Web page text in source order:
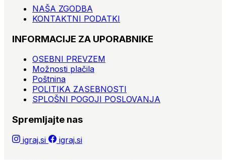
NAŠA ZGODBA
KONTAKTNI PODATKI
INFORMACIJE ZA UPORABNIKE
OSEBNI PREVZEM
Možnosti plačila
Poštnina
POLITIKA ZASEBNOSTI
SPLOŠNI POGOJI POSLOVANJA
Spremljajte nas
igraj.si igraj.si